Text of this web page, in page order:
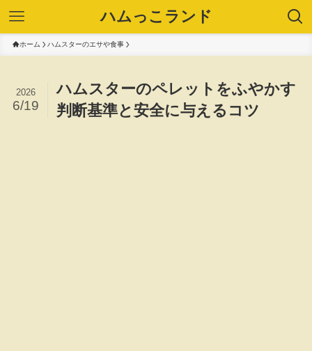
ハムっこランド
ホーム ハムスターのエサや食事
ハムスターのペレットをふやかす
判断基準と安全に与えるコツ
2026
6/19